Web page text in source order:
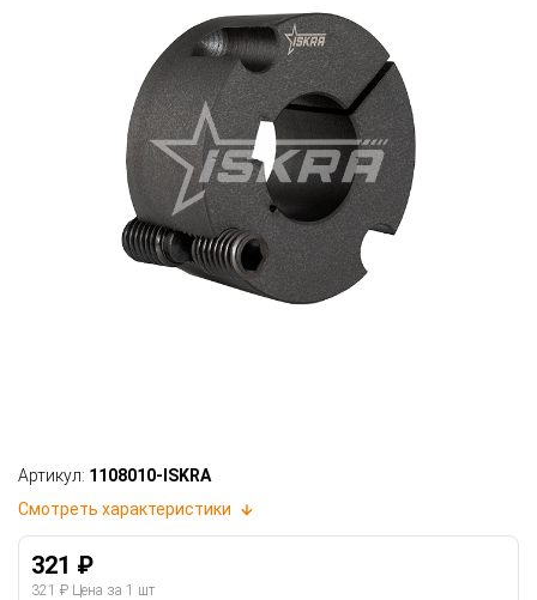
Артикул: 1108010-ISKRA
Смотреть характеристики
321 ₽
321 ₽ Цена за 1 шт